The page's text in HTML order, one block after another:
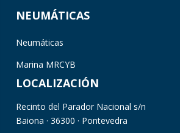
NEUMÁTICAS
Neumáticas
Marina MRCYB
LOCALIZACIÓN
Recinto del Parador Nacional s/n
Baiona · 36300 · Pontevedra